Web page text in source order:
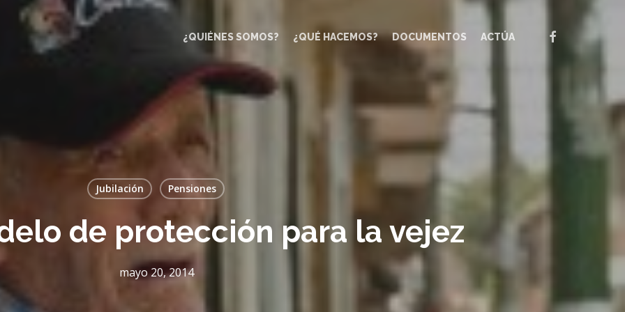
¿QUIÉNES SOMOS? ¿QUÉ HACEMOS? DOCUMENTOS ACTÚA FACEBOOK
Jubilación Pensiones
de protección para la vejez
mayo 20, 2014